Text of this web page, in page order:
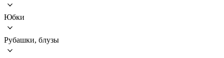
Юбки
Рубашки, блузы